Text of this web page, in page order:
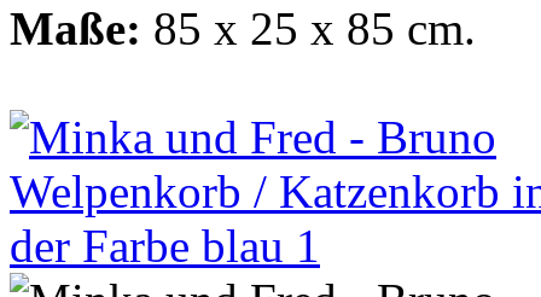
Maße: 85 x 25 x 85 cm.